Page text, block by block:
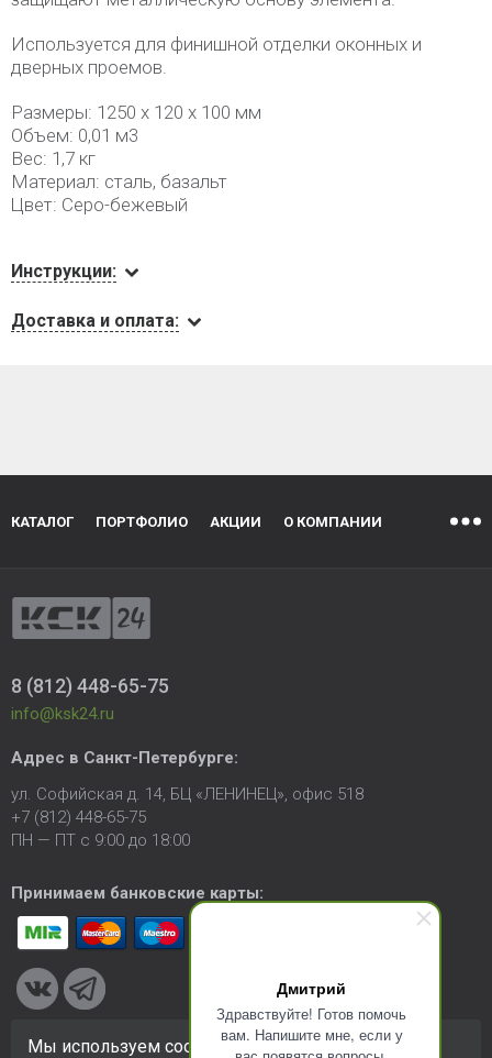
Дмитрий
Здравствуйте! Готов помочь
вам. Напишите мне, если у
Используется для финишной отделки оконных и
дверных проемов.
Размеры: 1250 х 120 х 100 мм
Объем: 0,01 м3
Вес: 1,7 кг
Материал: сталь, базальт
Цвет: Серо-бежевый
Инструкции:
Доставка и оплата:
КАТАЛОГ ПОРТФОЛИО АКЦИИ О КОМПАНИИ
8 (812) 448-65-75
info@ksk24.ru
Адрес в Санкт-Петербурге:
ул. Софийская д. 14, БЦ «ЛЕНИНЕЦ», офис 518
+7 (812) 448-65-75
ПН — ПТ с 9:00 до 18:00
Принимаем банковские карты:
Мы используем cookie-файлы для улучшения